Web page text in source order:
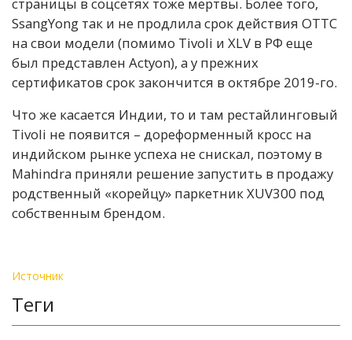
SsangYong так и не продлила срок действия ОТТС
на свои модели (помимо Tivoli и XLV в РФ еще
был представлен Actyon), а у прежних
сертификатов срок закончится в октябре 2019-го.
Что же касается Индии, то и там рестайлинговый
Tivoli не появится – дореформенный кросс на
индийском рынке успеха не снискал, поэтому в
Mahindra приняли решение запустить в продажу
родственный «корейцу» паркетник XUV300 под
собственным брендом.
Источник
Теги